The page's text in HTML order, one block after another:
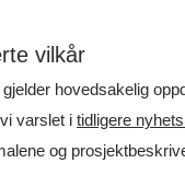
vilkår
gjelder hovedsakelig
varslet i tidligere
og